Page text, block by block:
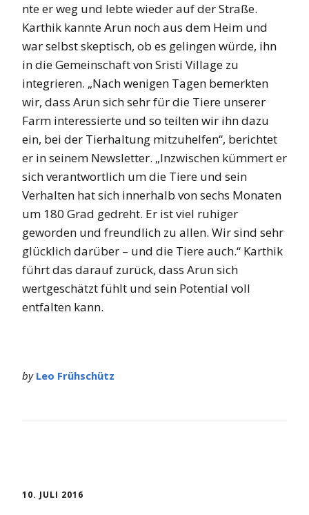
nte er weg und lebte wieder auf der Straße.
Karthik kannte Arun noch aus dem Heim und
war selbst skeptisch, ob es gelingen würde, ihn
in die Gemeinschaft von Sristi Village zu
integrieren. „Nach wenigen Tagen bemerkten
wir, dass Arun sich sehr für die Tiere unserer
Farm interessierte und so teilten wir ihn dazu
ein, bei der Tierhaltung mitzuhelfen“, berichtet
er in seinem Newsletter. „Inzwischen kümmert er
sich verantwortlich um die Tiere und sein
Verhalten hat sich innerhalb von sechs Monaten
um 180 Grad gedreht. Er ist viel ruhiger
geworden und freundlich zu allen. Wir sind sehr
glücklich darüber – und die Tiere auch.“ Karthik
führt das darauf zurück, dass Arun sich
wertgeschätzt fühlt und sein Potential voll
entfalten kann.
by Leo Frühschütz
10. JULI 2016